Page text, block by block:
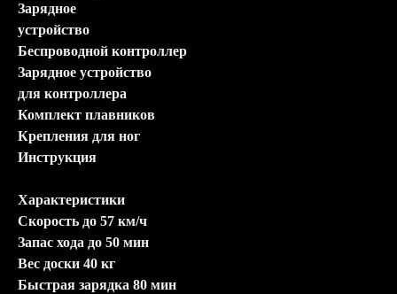
Зарядное
устройство
Беспроводной контроллер
Зарядное устройство
для контроллера
Комплект плавников
Крепления для ног
Инструкция
Характеристики
Скорость до 57 км/ч
Запас хода до 50 мин
Вес доски 40 кг
Быстрая зарядка 80 мин